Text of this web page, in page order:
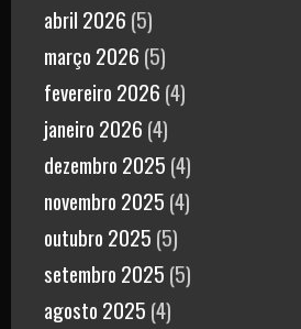
abril 2026 (5)
março 2026 (5)
fevereiro 2026 (4)
janeiro 2026 (4)
dezembro 2025 (4)
novembro 2025 (4)
outubro 2025 (5)
setembro 2025 (5)
agosto 2025 (4)